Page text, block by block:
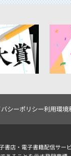
シーポリシー利用環境
書店・電子書籍配信サー